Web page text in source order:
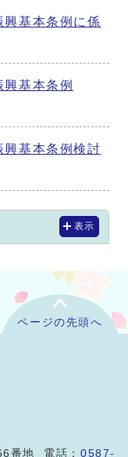
基本条例に係
基本条例
基本条例検討
表示
ページの先頭へ
番地 電話：0587-